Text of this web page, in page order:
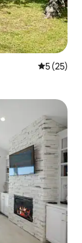
5 de uma
5 (25)